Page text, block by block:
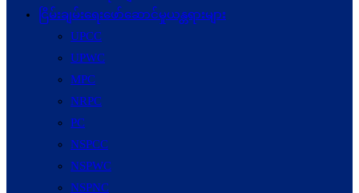
ငြိမ်းချမ်းရေးဖော်‌ဆောင်မှုယန္တရားများ
UPCC
UPWC
MPC
NRPC
PC
NSPCC
NSPWC
NSPNC